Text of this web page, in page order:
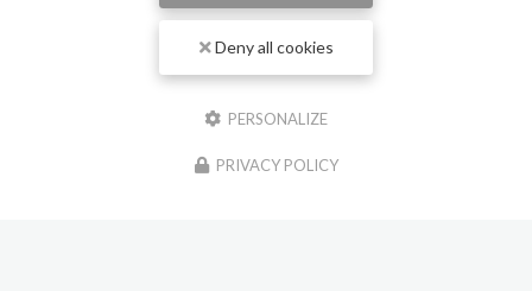
Deny all cookies
PERSONALIZE
PRIVACY POLICY